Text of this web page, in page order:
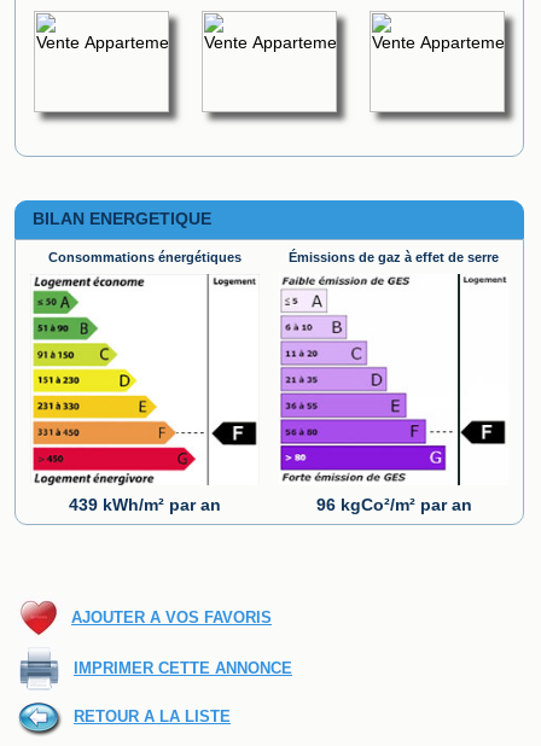
BILAN ENERGETIQUE
Consommations énergétiques Émissions de gaz à effet de serre
439 kWh/m² par an 96 kgCo²/m² par an
AJOUTER A VOS FAVORIS
IMPRIMER CETTE ANNONCE
RETOUR A LA LISTE